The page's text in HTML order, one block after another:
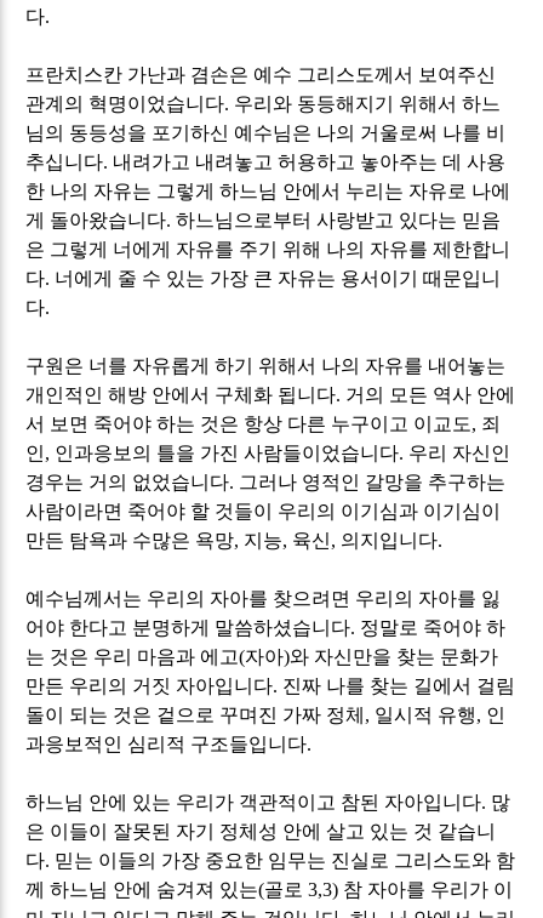
다.
프란치스칸 가난과 겸손은 예수 그리스도께서 보여주신
관계의 혁명이었습니다. 우리와 동등해지기 위해서 하느
님의 동등성을 포기하신 예수님은 나의 거울로써 나를 비
추십니다. 내려가고 내려놓고 허용하고 놓아주는 데 사용
한 나의 자유는 그렇게 하느님 안에서 누리는 자유로 나에
게 돌아왔습니다.하느님으로부터 사랑받고 있다는 믿음
은 그렇게 너에게 자유를 주기 위해 나의 자유를 제한합니
다. 너에게 줄 수 있는 가장 큰 자유는 용서이기 때문입니
다.
구원은 너를 자유롭게 하기 위해서 나의 자유를 내어놓는
개인적인 해방 안에서 구체화 됩니다. 거의 모든 역사 안에
서 보면 죽어야 하는 것은 항상 다른 누구이고 이교도, 죄
인, 인과응보의 틀을 가진 사람들이었습니다. 우리 자신인
경우는 거의 없었습니다. 그러나 영적인 갈망을 추구하는
사람이라면 죽어야 할 것들이 우리의 이기심과 이기심이
만든 탐욕과 수많은 욕망, 지능, 육신, 의지입니다.
예수님께서는 우리의 자아를 찾으려면 우리의 자아를 잃
어야 한다고 분명하게 말씀하셨습니다. 정말로 죽어야 하
는 것은 우리 마음과 에고(자아)와 자신만을 찾는 문화가
만든 우리의 거짓 자아입니다. 진짜 나를 찾는 길에서 걸림
돌이 되는 것은 겉으로 꾸며진 가짜 정체 , 일시적 유행, 인
과응보적인 심리적 구조들입니다.
하느님 안에 있는 우리가 객관적이고 참된 자아입니다. 많
은 이들이 잘못된 자기 정체성 안에 살고 있는 것 같습니
다. 믿는 이들의 가장 중요한 임무는 진실로 그리스도와 함
께 하느님 안에 숨겨져 있는(골로3,3) 참 자아를 우리가 이